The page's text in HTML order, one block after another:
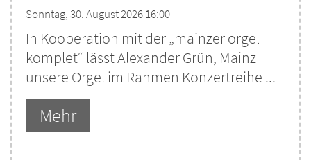
Sonntag, 30. August 2026 16:00
In Kooperation mit der „mainzer orgel
komplet“ lässt Alexander Grün, Mainz
unsere Orgel im Rahmen Konzertreihe ...
Mehr